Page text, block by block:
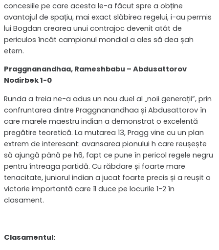
concesiile pe care acesta le-a făcut spre a obține
avantajul de spațiu, mai exact slăbirea regelui, i-au permis
lui Bogdan crearea unui contrajoc devenit atât de
periculos încât campionul mondial a ales să dea șah
etern.
Praggnanandhaa, Rameshbabu – Abdusattorov
Nodirbek 1-0
Runda a treia ne-a adus un nou duel al „noii generații”, prin
confruntarea dintre Praggnanandhaa și Abdusattorov în
care marele maestru indian a demonstrat o excelentă
pregătire teoretică. La mutarea 13, Pragg vine cu un plan
extrem de interesant: avansarea pionului h care reușește
să ajungă până pe h6, fapt ce pune în pericol regele negru
pentru întreaga partidă. Cu răbdare și foarte mare
tenacitate, juniorul indian a jucat foarte precis și a reușit o
victorie importantă care îl duce pe locurile 1-2 în
clasament.
Clasamentul: